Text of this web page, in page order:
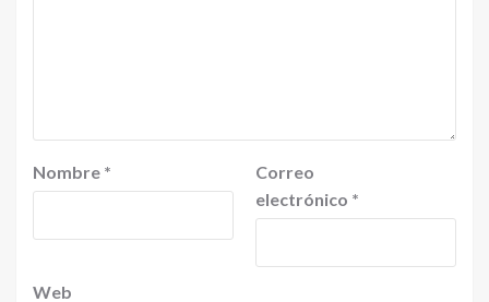
Nombre *
Correo
electrónico *
Web